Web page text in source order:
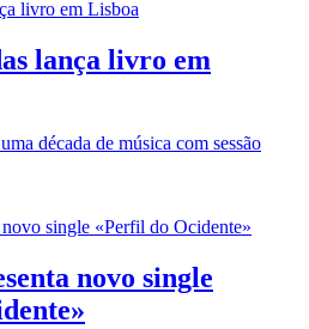
lança livro em
década de música com sessão
novo single